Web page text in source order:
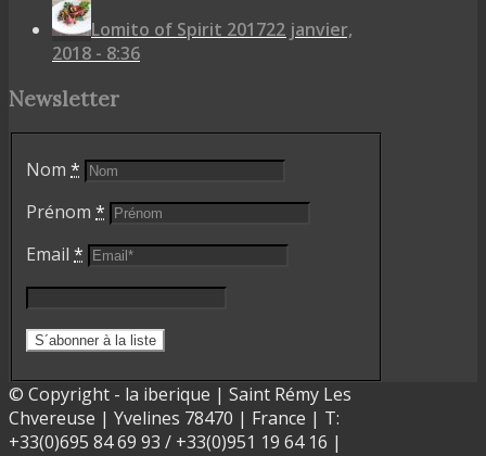
Lomito of Spirit 201722 janvier,
2018 - 8:36
Newsletter
Nom *
Prénom *
Email *
© Copyright - la iberique | Saint Rémy Les
Chvereuse | Yvelines 78470 | France | T:
+33(0)695 84 69 93 / +33(0)951 19 64 16 |